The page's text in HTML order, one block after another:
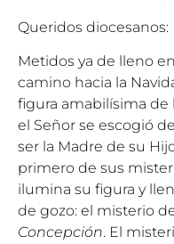
Queridos diocesanos:
Metidos ya de lleno
camino hacia la
figura amabilísima de
el Señor se escogió
ser la Madre de su
primero de sus
ilumina su figura y
de gozo: el misterio
Concepción. El